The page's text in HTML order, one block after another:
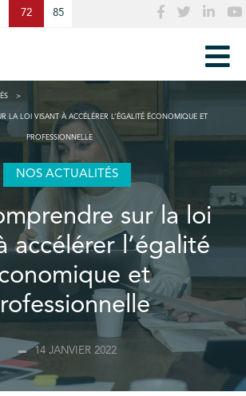
72 85
LA LOI VISANT À ACCÉLÉRER L’ÉGALITÉ ÉCONOMIQUE ET
PROFESSIONNELLE
NOS ACTUALITÉS
sur la loi
accélérer l’égalité
et
14 JANVIER 2022
panel